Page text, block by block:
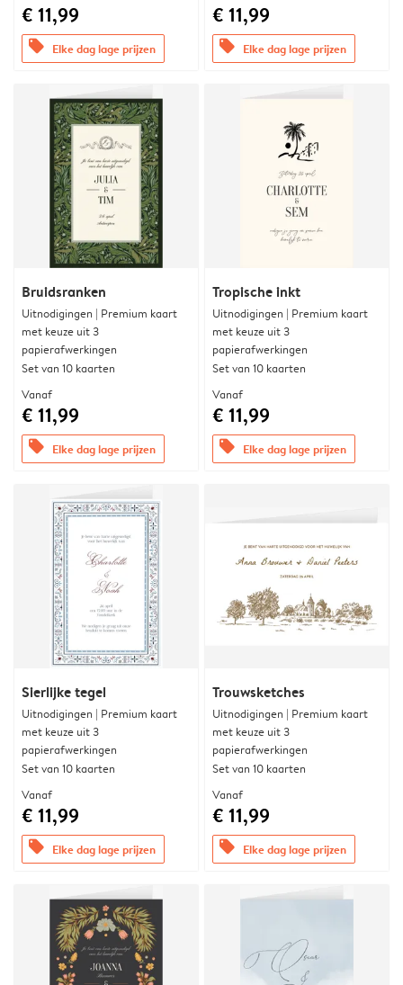
€ 11,99
offers Elke dag lage prijzen
€ 11,99
offers Elke dag lage prijzen
Bruidsranken
Uitnodigingen | Premium kaart
met keuze uit 3
papierafwerkingen
Set van 10 kaarten
Vanaf
€ 11,99
offers Elke dag lage prijzen
Tropische inkt
Uitnodigingen | Premium kaart
met keuze uit 3
papierafwerkingen
Set van 10 kaarten
Vanaf
€ 11,99
offers Elke dag lage prijzen
Sierlijke tegel
Uitnodigingen | Premium kaart
met keuze uit 3
papierafwerkingen
Set van 10 kaarten
Vanaf
€ 11,99
offers Elke dag lage prijzen
Trouwsketches
Uitnodigingen | Premium kaart
met keuze uit 3
papierafwerkingen
Set van 10 kaarten
Vanaf
€ 11,99
offers Elke dag lage prijzen